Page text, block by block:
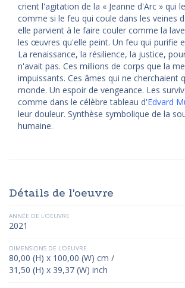
crient l'agitation de la « Jeanne d'Arc » qui
comme si le feu qui coule dans les veines
elle parvient à le faire couler comme la
les œuvres qu'elle peint. Un feu qui purifie
La renaissance, la résilience, la justice,
n'avait pas. Ces millions de corps que la
impuissants. Ces âmes qui ne cherchaient
monde. Un espoir de vengeance. Les
comme dans le célèbre tableau d'Edvard
leur douleur. Synthèse symbolique de la
humaine.
Détails de l'oeuvre
ANNÉE DE L'OEUVRE
2021
DIMENSIONS DE L'OEUVRE
80,00 (H) x 100,00 (W) cm /
31,50 (H) x 39,37 (W) inch